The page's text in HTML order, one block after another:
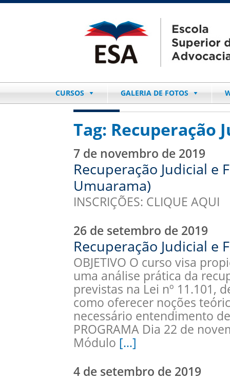
CURSOS GALERIA DE FOTOS
Tag: Recuperação
7 de novembro de 2019
Recuperação Judicial e
Umuarama)
INSCRIÇÕES: CLIQUE AQUI
26 de setembro de 2019
Recuperação Judicial e
OBJETIVO O curso visa
uma análise prática da
previstas na Lei nº 11.101,
como oferecer noções
necessário entendimento
PROGRAMA Dia 22 de
Módulo […]
4 de setembro de 2019